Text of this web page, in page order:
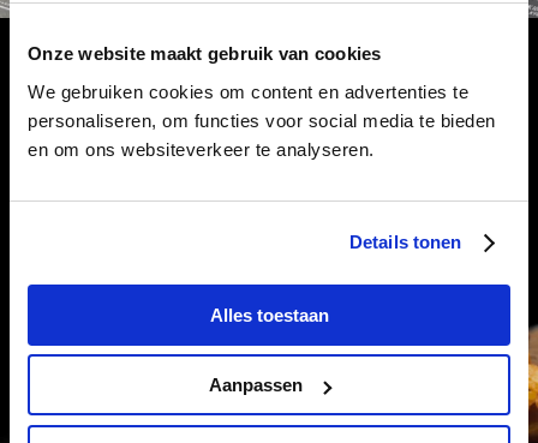
Onze website maakt gebruik van cookies
We gebruiken cookies om content en advertenties te
personaliseren, om functies voor social media te bieden
en om ons websiteverkeer te analyseren.
Details tonen
Alles toestaan
Aanpassen